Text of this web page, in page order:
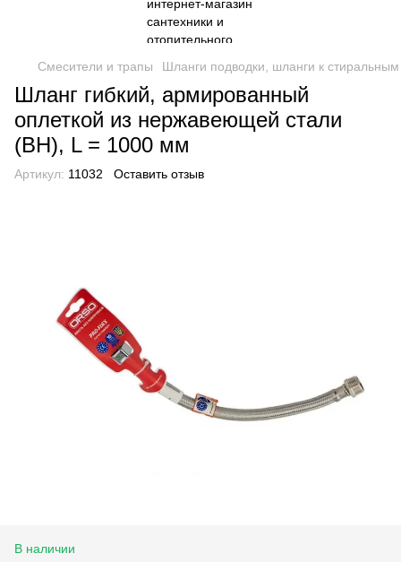
Смесители и трапы Шланги подводки, шланги к
Шланг гибкий, армированный
оплеткой из нержавеющей стали
(ВН), L = 1000 мм
Артикул: 11032 Оставить отзыв
В наличии